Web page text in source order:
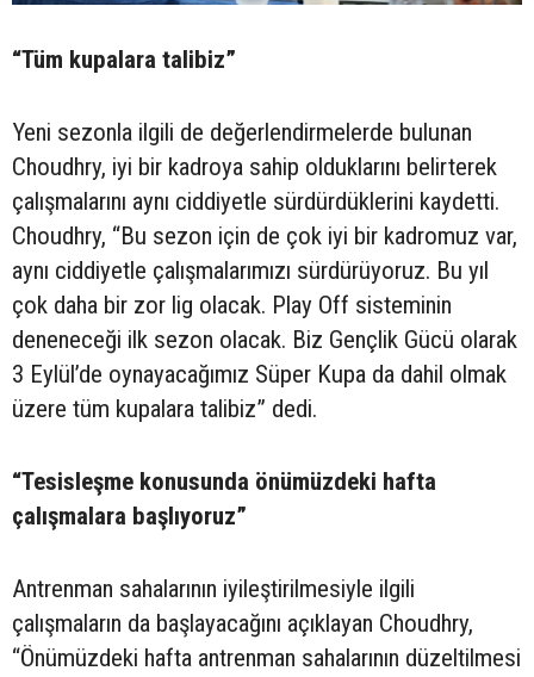
“Tüm kupalara talibiz”
Yeni sezonla ilgili de değerlendirmelerde bulunan
Choudhry, iyi bir kadroya sahip olduklarını belirterek
çalışmalarını aynı ciddiyetle sürdürdüklerini kaydetti.
Choudhry, “Bu sezon için de çok iyi bir kadromuz var,
aynı ciddiyetle çalışmalarımızı sürdürüyoruz. Bu yıl
çok daha bir zor lig olacak. Play Off sisteminin
deneneceği ilk sezon olacak. Biz Gençlik Gücü olarak
3 Eylül’de oynayacağımız Süper Kupa da dahil olmak
üzere tüm kupalara talibiz” dedi.
“Tesisleşme konusunda önümüzdeki hafta
çalışmalara başlıyoruz”
Antrenman sahalarının iyileştirilmesiyle ilgili
çalışmaların da başlayacağını açıklayan Choudhry,
“Önümüzdeki hafta antrenman sahalarının düzeltilmesi